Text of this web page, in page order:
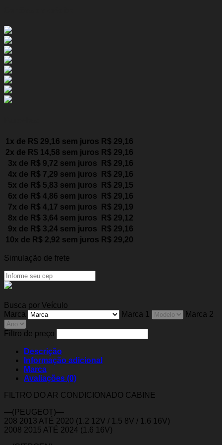
1x de R$ 29,16 sem juros R$ 29,16
2x de R$ 14,58 sem juros R$ 29,16
3x de R$ 9,72 sem juros R$ 29,16
4x de R$ 7,29 sem juros R$ 29,16
5x de R$ 5,83 sem juros R$ 29,15
6x de R$ 4,86 sem juros R$ 29,16
7x de R$ 4,17 sem juros R$ 29,19
8x de R$ 3,64sem juros R$ 29,12
9x de R$ 3,24sem juros R$ 29,16
10x de R$ 2,92 sem juros R$ 29,20
Simulação de frete
Busca por Veículo
Marca
Marca 1 Marca 2
Filtro de preço
Descrição
Informação adicional
Marca
Avaliações (0)
FILTRO DO AR CONDICIONADO CABINE
—(PEUGEOT)—
208 2013 ATÉ 2020 (1.2 12V / 1.5 8V / 1.6 16V)
2008 2015 ATÉ 2024 (1.6 16V)